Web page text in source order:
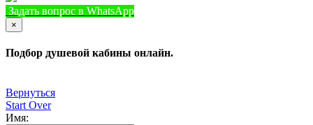
Задать вопрос в WhatsApp
×
Подбор душевой кабины онлайн.
Вернуться
Start Over
Имя: